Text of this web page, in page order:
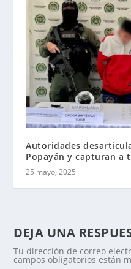
Autoridades
Popayán y capturan a
25 mayo, 2025
DEJA UNA
Tu dirección de correo
campos obligatorios están